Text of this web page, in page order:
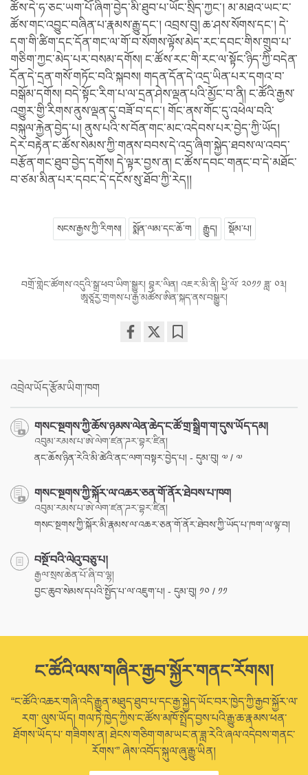
ཚོས་དེ་ཧ་ཅང་ཡག་པོ་ཞིག་བྱེད་མི་ཐུབ་པ་ཡོང་སྲིད་ཀྱང་། མ་མཐའ་ཡང་ང་
ཚོས་གང་འབྱུང་བཞིན་པ་རྣམས་རྒྱུ་དང་། འབྲས་བུ། ཆ་ཤས་སོགས་དང་། དེ་
དག་གི་ཚིག་དང་དོན་གང་ལ་གོ་བ་སོགས་ལྟོས་མེད་རང་དབང་གིས་གྲུབ་པ་
གཅིག་ཀྱང་མེད་པར་བསམ་དགོས། ང་ཚོས་རང་གི་རང་ལ་སྟོང་ཉིད་ཀྱི་བདེན་
དོན་དེ་དྲན་གསོ་གཏོང་བའི་སྐབས། གདན་དོན་དེ་འདྲ་ཡིན་པར་དགའ་བ་
བསྒོམ་དགོས། བདེ་སྟོང་རིག་པ་ལ་དྲན་ཤེས་ལྡན་པའི་མྱོང་བ་ནི། ང་ཚོའི་རྒྱས་
འགྱུར་གྱི་རིགས་ནུས་ལྡན་དུ་བཟོ་བ་དང་། གོང་ནས་གོང་དུ་འཕེལ་བའི་
བསྐུལ་རྐྱེན་བྱེད་པ། ནུས་པའི་ས་བོན་གང་མང་འདེབས་པར་བྱེད་ཀྱི་ཡོད།
དེར་བརྟེན་ང་ཚོས་སེམས་ཀྱི་གནས་བབས་དེ་འདྲ་ཞིག་སྐྱེད་ཐབས་ལ་འབད་
བརྩོན་གང་ཐུབ་བྱེད་དགོས། དེ་ལྟར་བྱས་ན། ང་ཚོས་དབང་གནང་བ་དེ་མཐོང་
བ་ཙམ་མིན་པར་དབང་དེ་དངོས་སུ་ཐོབ་ཀྱི་རེད།།
སངས་རྒྱས་ཀྱི་རིགས། སྨོན་ལམ་དང་ཆོ་ག རྒྱུད། སྡོམ་པ།
བགྲོ་གླེང་ཚོགས་འདུའི་སྒྲ་ཕབ་ཡིག་སྒྱུར། བྷར་ལིན། འཇར་མི་ནི། ཕྱི་ལོ་ ༢༠༡༡ ཟླ་ ༠༣།
ཨཱཙཱརྱ་གྲགས་པ་རྒྱ་མཚོས་ཨིན་སྐད་ནས་བསྒྱུར།
འབྲེལ་ཡོད་རྩོམ་ཡིག་ཁག
གསང་སྔགས་ཀྱི་ཆོས་ཉམས་ལེན་ཆེད་ང་ཚོ་གྲ་སྒྲིག་ག་དུས་ཡོད་དམ།
འབུམ་རམས་པ་ཨེ་ལེག་ཛན་ཌར་བྷར་ཛིན།
ནང་ཆོས་ཉིན་རེའི་མི་ཚེའི་ནང་ལག་བསྟར་བྱེད་པ། - དུམ་བུ། ༧ / ༧
གསང་སྔགས་ཀྱི་སྐོར་ལ་འཆར་ཅན་གོ་ནོར་ཐེབས་པ་ཁག
འབུམ་རམས་པ་ཨེ་ལེག་ཛན་ཌར་བྷར་ཛིན།
གསང་སྔགས་ཀྱི་སྐོར་མི་རྣམས་ལ་འཆར་ཅན་གོ་ནོར་ཐེབས་ཀྱི་ཡོད་པ་ཁག་ལ་ལྟ་བ།
བསྔོ་བའི་ལེའུ་བཅུ་པ།
རྒྱལ་སྲས་ཆེན་པོ་ཞི་བ་ལྷ།
བྱང་ཆུབ་སེམས་དཔའི་སྤྱོད་པ་ལ་འཇུག་པ། - དུམ་བུ། ༡༠ / ༡༡
ང་ཚོའི་ལས་གཞིར་རྒྱབ་སྐྱོར་གནང་རོགས།
“ང་ཚོའི་འཆར་གཞི་འདི་རྒྱུན་མཐུད་ཐུབ་པ་དང་རྒྱ་སྐྱེད་ཡོང་བར་ཁྱེད་ཀྱི་རྒྱབ་སྐྱོར་ལ་
རག་ ལུས་ཡོད། གལ་ཏེ་ཁྱེད་ཀྱིས་ང་ཚོས་མཁོ་སྤྲོད་བྱས་པའི་རྒྱུ་ཆ་རྣམས་ཕན་
ཐོགས་ཡོད་པ་ གཟིགས་ན། ཐེངས་གཅིག་གམ་ཡང་ན་ཟླ་རེའི་ཞལ་འདེབས་གནང་
རོགས་” ཞེས་འབོད་སྐུལ་ཞུ་རྒྱུ་ཡིན།